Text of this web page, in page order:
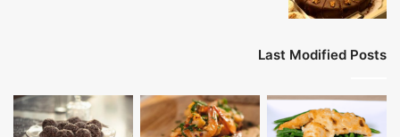
Last Modified Posts